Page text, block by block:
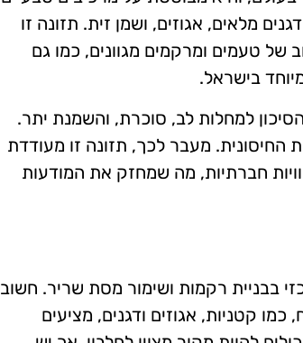
מלאים, אגוזים, ושמן זית. תזונה זו
טעמים ומרקמים מגוונים, כמו גם
בישראל.
למחלות לב, סוכרת, והשמנת יתר.
החיסונית. מעבר לכך, תזונה זו מעודדת
חברתיות, מה שמחזק את המודעות
בבניית רקמות ושימור מסת שריר. חשוב
קטניות, אגוזים ודגנים, מציעים